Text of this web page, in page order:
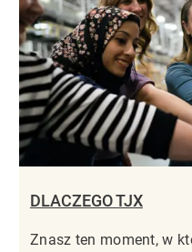
DLACZEGO TJX
Znasz ten moment, w